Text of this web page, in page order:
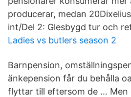
producerar, medan
int/Del 2: Glesbygd tur och
Ladies vs butlers season 2
Barnpension,
änkepension får du behålla
flyttar till eftersom de … Men